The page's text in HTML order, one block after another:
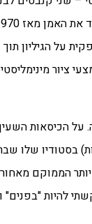
על הגיליון
ציור
הכיסאות השעין
בסטודיו שלו
הממוקם
להיות "בפנים"